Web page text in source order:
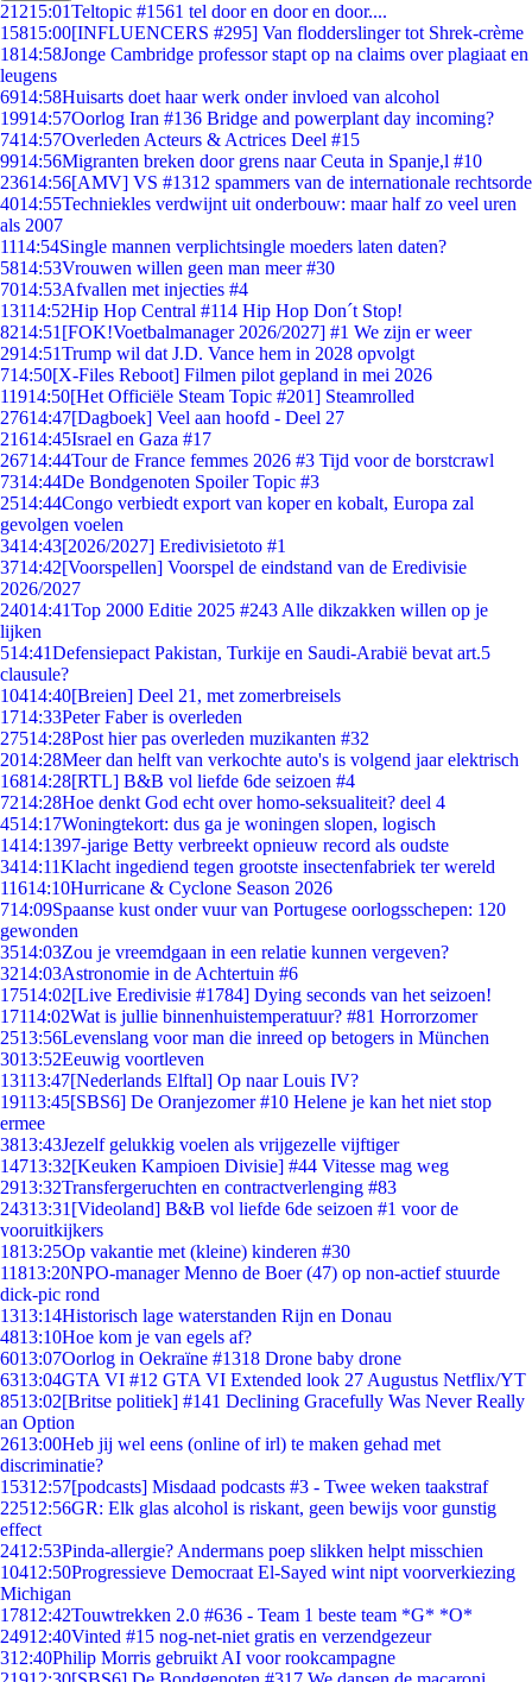
21215:01Teltopic #1561 tel door en door en door....
15815:00[INFLUENCERS #295] Van flodderslinger tot Shrek-crème
1814:58Jonge Cambridge professor stapt op na claims over plagiaat en
leugens
6914:58Huisarts doet haar werk onder invloed van alcohol
19914:57Oorlog Iran #136 Bridge and powerplant day incoming?
7414:57Overleden Acteurs & Actrices Deel #15
9914:56Migranten breken door grens naar Ceuta in Spanje,l #10
23614:56[AMV] VS #1312 spammers van de internationale rechtsorde
4014:55Techniekles verdwijnt uit onderbouw: maar half zo veel uren
als 2007
1114:54Single mannen verplichtsingle moeders laten daten?
5814:53Vrouwen willen geen man meer #30
7014:53Afvallen met injecties #4
13114:52Hip Hop Central #114 Hip Hop Don´t Stop!
8214:51 [FOK!Voetbalmanager 2026/2027] #1 We zijn er weer
2914:51Trump wil dat J.D. Vance hem in 2028 opvolgt
714:50[X-Files Reboot] Filmen pilot gepland in mei 2026
11914:50[Het Officiële Steam Topic #201] Steamrolled
27614:47[Dagboek] Veel aan hoofd - Deel 27
21614:45Israel en Gaza #17
26714:44Tour de France femmes 2026 #3 Tijd voor de borstcrawl
7314:44De Bondgenoten Spoiler Topic #3
2514:44Congo verbiedt export van koper en kobalt, Europa zal
gevolgen voelen
3414:43[2026/2027] Eredivisietoto #1
3714:42[Voorspellen] Voorspel de eindstand van de Eredivisie
2026/2027
24014:41Top 2000 Editie 2025 #243 Alle dikzakken willen op je
lijken
514:41Defensiepact Pakistan, Turkije en Saudi-Arabië bevat art.5
clausule?
10414:40[Breien] Deel 21, met zomerbreisels
1714:33Peter Faber is overleden
27514:28Post hier pas overleden muzikanten #32
2014:28Meer dan helft van verkochte auto's is volgend jaar elektrisch
16814:28[RTL] B&B vol liefde 6de seizoen #4
7214:28Hoe denkt God echt over homo-seksualiteit? deel 4
4514:17Woningtekort: dus ga je woningen slopen, logisch
1414:1397-jarige Betty verbreekt opnieuw record als oudste
3414:11Klacht ingediend tegen grootste insectenfabriek ter wereld
11614:10Hurricane & Cyclone Season 2026
714:09Spaanse kust onder vuur van Portugese oorlogsschepen: 120
gewonden
3514:03Zou je vreemdgaan in een relatie kunnen vergeven?
3214:03Astronomie in de Achtertuin #6
17514:02[Live Eredivisie #1784] Dying seconds van het seizoen!
17114:02Wat is jullie binnenhuistemperatuur? #81 Horrorzomer
2513:56Levenslang voor man die inreed op betogers in München
3013:52Eeuwig voortleven
13113:47[Nederlands Elftal] Op naar Louis IV?
19113:45[SBS6] De Oranjezomer #10 Helene je kan het niet stop
ermee
3813:43Jezelf gelukkig voelen als vrijgezelle vijftiger
14713:32[Keuken Kampioen Divisie] #44 Vitesse mag weg
2913:32Transfergeruchten en contractverlenging #83
24313:31 [Videoland] B&B vol liefde 6de seizoen #1 voor de
vooruitkijkers
1813:25Op vakantie met (kleine) kinderen #30
11813:20NPO-manager Menno de Boer (47) op non-actief stuurde
dick-pic rond
1313:14Historisch lage waterstanden Rijn en Donau
4813:10Hoe kom je van egels af?
6013:07Oorlog in Oekraïne #1318 Drone baby drone
6313:04GTA VI #12 GTA VI Extended look 27 Augustus Netflix/YT
8513:02[Britse politiek] #141 Declining Gracefully Was Never Really
an Option
2613:00Heb jij wel eens (online of irl) te maken gehad met
discriminatie?
15312:57[podcasts] Misdaad podcasts #3 - Twee weken taakstraf
22512:56GR: Elk glas alcohol is riskant, geen bewijs voor gunstig
effect
2412:53Pinda-allergie? Andermans poep slikken helpt misschien
10412:50Progressieve Democraat El-Sayed wint nipt voorverkiezing
Michigan
17812:42Touwtrekken 2.0 #636 - Team 1 beste team *G* *O*
24912:40Vinted #15 nog-net-niet gratis en verzendgezeur
312:40Philip Morris gebruikt AI voor rookcampagne